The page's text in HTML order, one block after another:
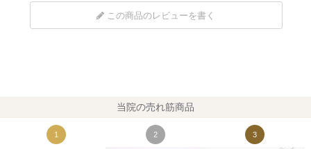
この商品のレビューを書く
当院の売れ筋商品
1 2 3